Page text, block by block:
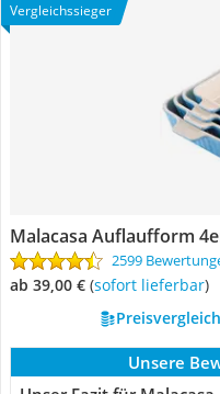
Vergleichssieger
Malacasa Auflaufform
2599
ab 39,00 € ( Sofort lieferbar)
Unsere